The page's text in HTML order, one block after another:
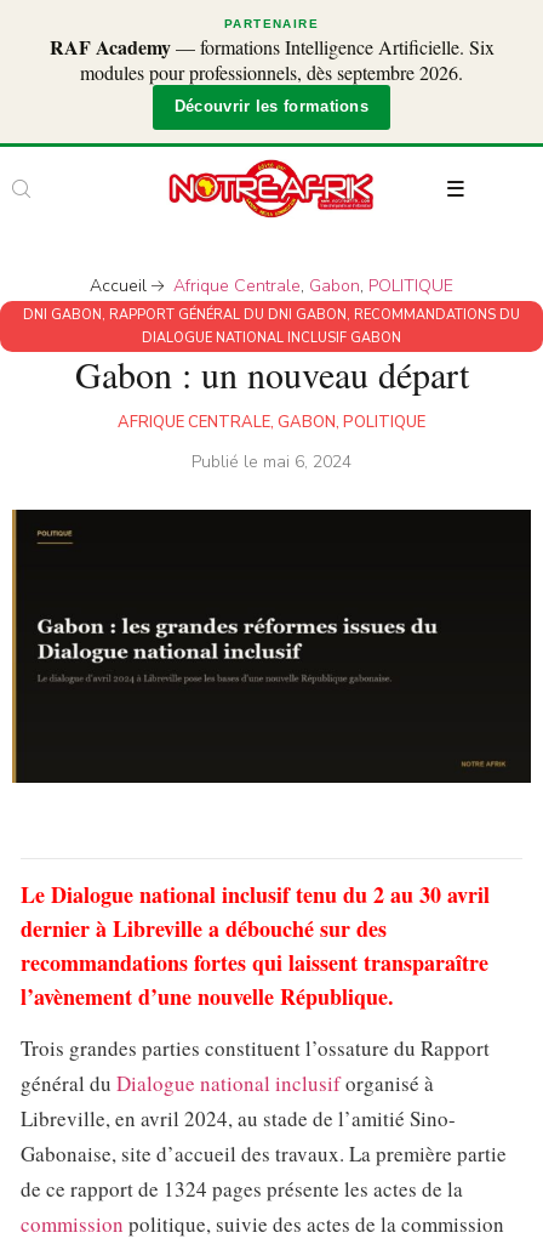
PARTENAIRE
RAF Academy— formations Intelligence Artificielle. Six
modules pour professionnels, dès septembre 2026.
Découvrir les formations
Accueil Afrique Centrale, Gabon, POLITIQUE
DNI GABON, RAPPORT GÉNÉRAL DU DNI GABON, RECOMMANDATIONS DU
DIALOGUE NATIONAL INCLUSIF GABON
Gabon : un nouveau départ
AFRIQUE CENTRALE, GABON, POLITIQUE
Publié le mai 6, 2024
Le Dialogue national inclusif tenu du 2 au 30 avril
dernier à Libreville a débouché sur des
recommandations fortes qui laissent transparaître
l’avènement d’une nouvelle République.
Trois grandes parties constituent l’ossature du Rapport
général du Dialogue national inclusiforganisé à
Libreville, en avril 2024, au stade de l’amitié Sino-
Gabonaise, site d’accueil des travaux. La première partie
de ce rapport de 1324 pages présente les actes de la
commission politique, suivie des actes de la commission